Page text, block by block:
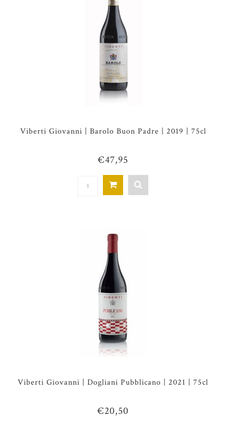
Viberti Giovanni | Barolo Buon Padre | 2019 | 75cl
€47,95
Viberti Giovanni | Dogliani Pubblicano | 2021 | 75cl
€20,50